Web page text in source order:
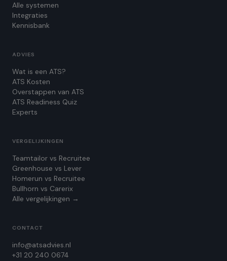
Alle systemen
Integraties
Kennisbank
ADVIES
Wat is een ATS?
ATS Kosten
Overstappen van ATS
ATS Readiness Quiz
Experts
VERGELIJKINGEN
Teamtailor vs Recruitee
Greenhouse vs Lever
Homerun vs Recruitee
Bullhorn vs Carerix
Alle vergelijkingen →
CONTACT
info@atsadvies.nl
+31 20 240 0674